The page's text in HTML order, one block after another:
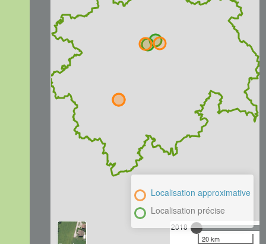
2018
Localisation approximative
Localisation précise
20 km